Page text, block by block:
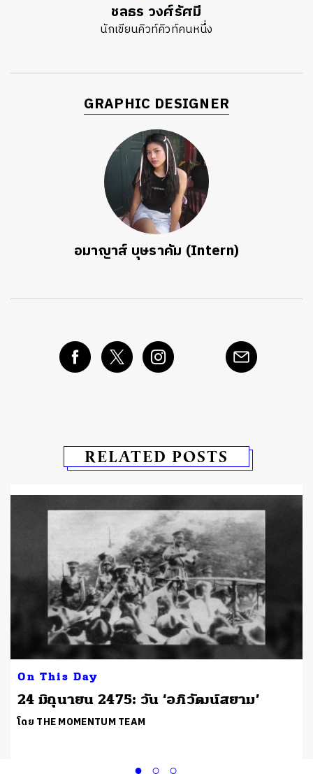
ชลธร วงศ์รัศมี
นักเขียนคิวท์คิวท์คนหนึ่ง
GRAPHIC DESIGNER
อมาญาส์ บุษราคัม (Intern)
RELATED POSTS
On This Day
24 มิถุนายน 2475: วัน ‘อภิวัฒน์สยาม’
โดย THE MOMENTUM TEAM